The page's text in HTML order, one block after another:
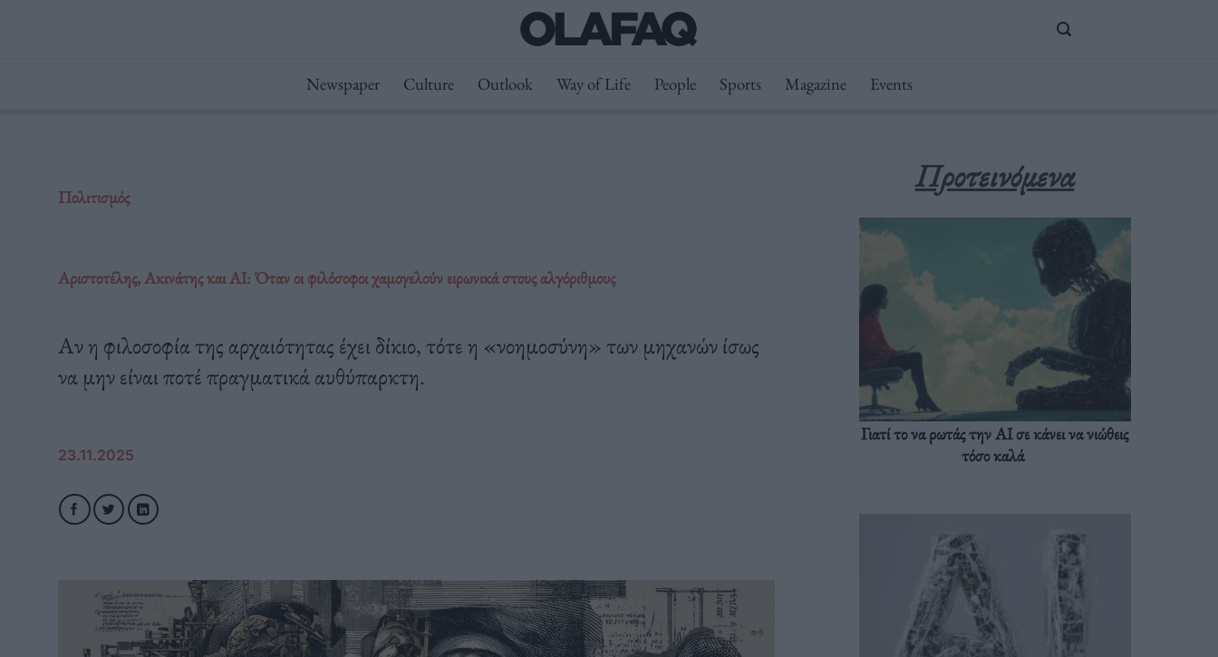
Newspaper Culture Outlook Way of Life People Sports Magazine Events
Πολιτισμός
Αριστοτέλης, Ακινάτης και ΑΙ: Όταν οι φιλόσοφοι χαμογελούν ειρωνικά στους αλγόριθμους
Αν η φιλοσοφία της αρχαιότητας έχει δίκιο, τότε η «νοημοσύνη» των μηχανών ίσως
να μην είναι ποτέ πραγματικά αυθύπαρκτη.
23.11.2025
Προτεινόμενα
Γιατί το να ρωτάς την AI σε κάνει να νιώθεις
τόσο καλά